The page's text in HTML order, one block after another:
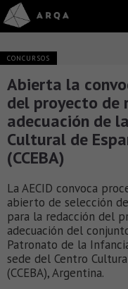
CONCURSOS
Abierta la
del proyecto de
adecuación de
Cultural de
(CCEBA)
La AECID convoca
abierto de selección
para la redacción del
adecuación del
Patronato de la
sede del Centro
(CCEBA), Argentina.